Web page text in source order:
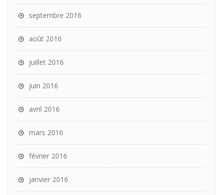
septembre 2016
août 2016
juillet 2016
juin 2016
avril 2016
mars 2016
février 2016
janvier 2016